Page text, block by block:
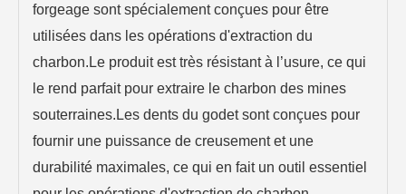
forgeage sont spécialement conçues pour être
utilisées dans les opérations d'extraction du
charbon.Le produit est très résistant à l’usure, ce qui
le rend parfait pour extraire le charbon des mines
souterraines.Les dents du godet sont conçues pour
fournir une puissance de creusement et une
durabilité maximales, ce qui en fait un outil essentiel